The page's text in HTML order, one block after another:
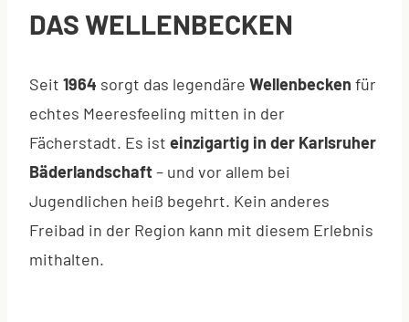
DAS WELLENBECKEN
Seit 1964 sorgt das legendäre Wellenbecken für
echtes Meeresfeeling mitten in der
Fächerstadt. Es ist einzigartig in der Karlsruher
Bäderlandschaft– und vor allem bei
Jugendlichen heiß begehrt. Kein anderes
Freibad in der Region kann mit diesem Erlebnis
mithalten.